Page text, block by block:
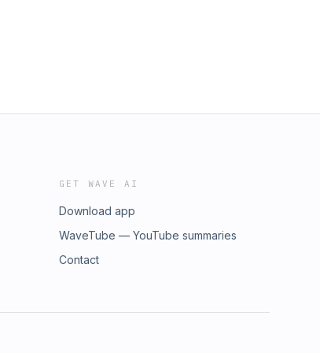
GET WAVE AI
Download app
WaveTube — YouTube summaries
Contact